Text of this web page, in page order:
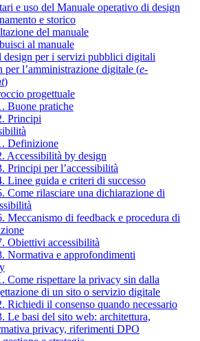
e uso del Manuale operativo di design
e storico
del manuale
al manuale
design per i servizi pubblici digitali
per l’amministrazione digitale (e-
)
progettuale
Buone pratiche
Principi
Definizione
Accessibilità by design
Principi per l’accessibilità
Linee guida e criteri di successo
Come rilasciare una dichiarazione di
Meccanismo di feedback e procedura di
Obiettivi accessibilità
Normativa e approfondimenti
Come rispettare la privacy sin dalla
di un sito o servizio digitale
Richiedi il consenso quando necessario
Le basi del sito web: architettura,
privacy, riferimenti DPO